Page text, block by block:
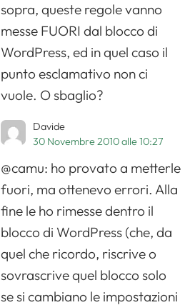
sopra, queste regole vanno
messe FUORI dal blocco di
WordPress, ed in quel caso il
punto esclamativo non ci
vuole. O sbaglio?
Davide
30 Novembre 2010 alle 10:27
@camu: ho provato a metterle
fuori, ma ottenevo errori. Alla
fine le ho rimesse dentro il
blocco di WordPress (che, da
quel che ricordo, riscrive o
sovrascrive quel blocco solo
se si cambiano le impostazioni